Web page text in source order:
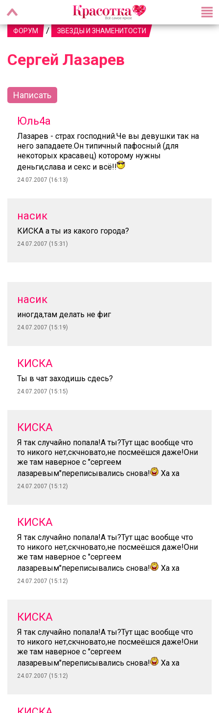
ФОРУМ / ЗВЕЗДЫ И ЗНАМЕНИТОСТИ
Сергей Лазарев
Написать
Юль4а
Лазарев - страх господний.Че вы девушки так на
него западаете.Он типичный пафосный (для
некоторых красавец) которому нужны
деньги,слава и секс и всё!!
24.07.2007 (16:13)
насик
КИСКА а ты из какого города?
24.07.2007 (15:31)
насик
иногда,там делать не фиг
24.07.2007 (15:19)
КИСКА
Ты в чат заходишь сдесь?
24.07.2007 (15:15)
КИСКА
Я так случайно попала!А ты?Тут щас вообще что
то никого нет,скчновато,не посмеёшся даже!Они
же там наверное с "сергеем
лазаревым"переписывались снова!
Ха ха
24.07.2007 (15:12)
КИСКА
Я так случайно попала!А ты?Тут щас вообще что
то никого нет,скчновато,не посмеёшся даже!Они
же там наверное с "сергеем
лазаревым"переписывались снова!
Ха ха
24.07.2007 (15:12)
КИСКА
Я так случайно попала!А ты?Тут щас вообще что
то никого нет,скчновато,не посмеёшся даже!Они
же там наверное с "сергеем
лазаревым"переписывались снова!
Ха ха
24.07.2007 (15:12)